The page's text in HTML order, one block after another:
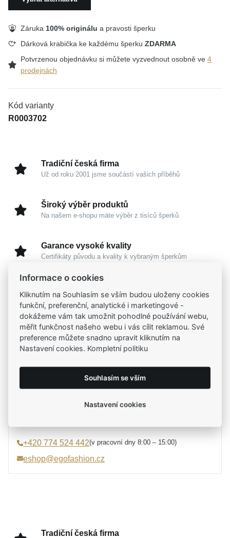
Záruka 100% originálu a pravosti šperku
Dárková krabička ke každému šperku ZDARMA
Potvrzenou objednávku si můžete vyzvednout osobně ve 4
prodejnách
Kód varianty
R0003702
Tradiční česká firma
Už od roku 2001 jsme součástí vašich příběhů
Široký výběr produktů
Na našem e-shopu máte výběr z tisíců šperků
Garance vysoké kvality
Certifikáty původu a kvality k vybraným šperkům
Zastavte se do jedné z našich4 prodejen
Parametry
Parametry a specifikace
Určení
Dámské
Smalt, Stříbro 925/1000
Specifikace kamene
Zirkon syntetický
Barva
Úprava
Lesk, Rhodium
Potřebujete poradit?
Mirka Tesařová
+420 774 524 442(v pracovní dny 8:00 – 15:00)
eshop@egofashion.cz
Tradiční česká firma
Informace o cookies
Kliknutím na Souhlasím se vším budou uloženy cookies
funkční, preferenční, analytické i marketingové -
dokážeme vám tak umožnit pohodlné používání webu,
měřit funkčnost našeho webu i vás cílit reklamou. Své
preference můžete snadno upravit kliknutím na
Nastavení cookies. Kompletní politiku
Souhlasím se vším
Nastavení cookies